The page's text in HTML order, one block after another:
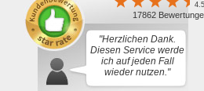
17862
"Herzlichen Dank.
Diesen Service werde
ich auf jeden Fall
wieder nutzen."